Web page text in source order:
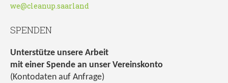
we@cleanup.saarland
SPENDEN
Unterstütze unsere Arbeit
mit einer Spende an unser Vereinskonto
(Kontodaten auf Anfrage)